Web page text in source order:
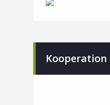
Kooperation